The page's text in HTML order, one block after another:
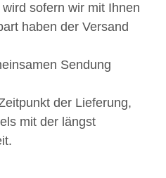
sofern wir mit Ihnen
haben der Versand
Sendung
der Lieferung,
mit der längst